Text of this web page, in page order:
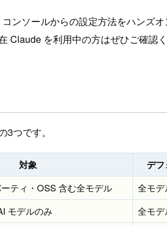
ンソールからの設定方法をハンズ
Claude を利用中の方はぜひご確認
つです。
対象 デ
ティ・OSS 含む全モデル 全モ
モデルのみ 全モ